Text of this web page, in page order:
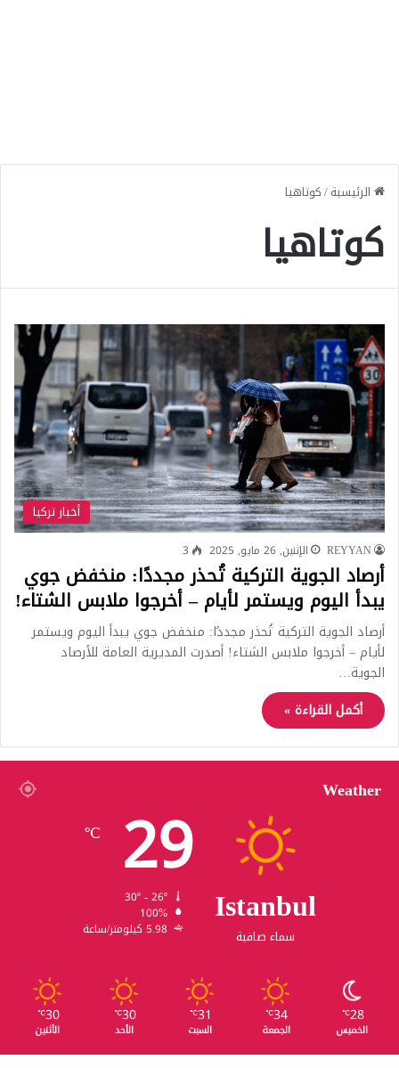
الرئيسية/كوتاهيا
كوتاهيا
أخبار تركيا
REYYAN الإثنين, 26 مايو, 2025 3
أرصاد الجوية التركية تُحذر مجددًا: منخفض جوي
يبدأ اليوم ويستمر لأيام – أخرجوا ملابس الشتاء!
أرصاد الجوية التركية تُحذر مجددًا: منخفض جوي يبدأ اليوم ويستمر
لأيام – أخرجوا ملابس الشتاء! أصدرت المديرية العامة للأرصاد
الجوية…
أكمل القراءة »
Weather
Istanbul
سماء صافية
29
℃
100%
5.98 كيلومتر/ساعة
28
℃
الخميس
34
℃
الجمعة
31
℃
السبت
30
℃
الأحد
30
℃
الأثنين